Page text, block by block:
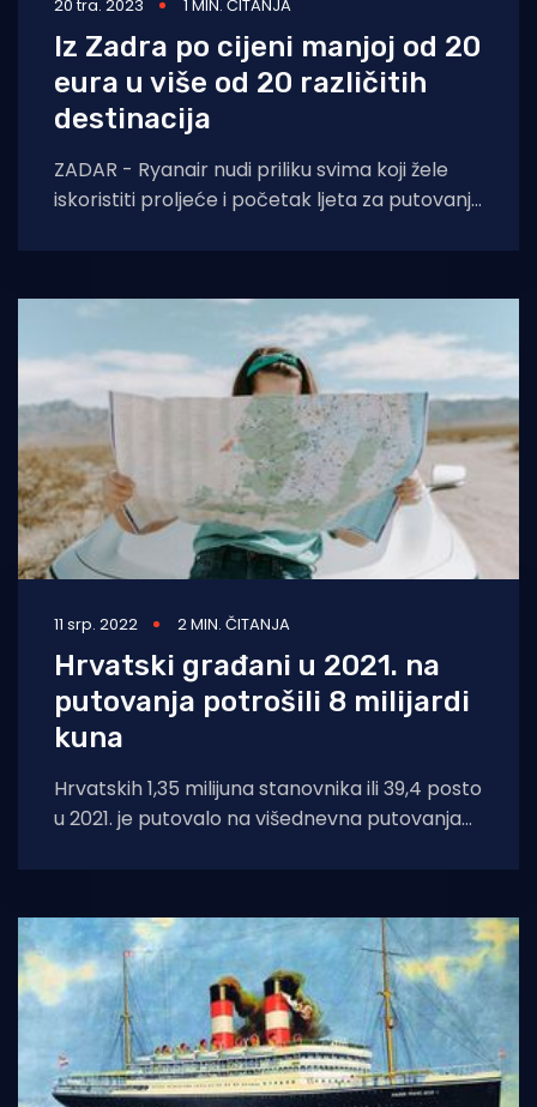
20 tra. 2023 1 MIN. ČITANJA
Iz Zadra po cijeni manjoj od 20
eura u više od 20 različitih
destinacija
ZADAR - Ryanair nudi priliku svima koji žele
iskoristiti proljeće i početak ljeta za putovanja
11 srp. 2022 2 MIN. ČITANJA
Hrvatski građani u 2021. na
putovanja potrošili 8 milijardi
kuna
Hrvatskih 1,35 milijuna stanovnika ili 39,4 posto
u 2021. je putovalo na višednevna putovanja